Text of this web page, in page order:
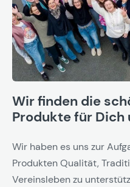
Wir finden die
Produkte für Dich
Wir haben es uns zur
Produkten Qualität,
Vereinsleben zu